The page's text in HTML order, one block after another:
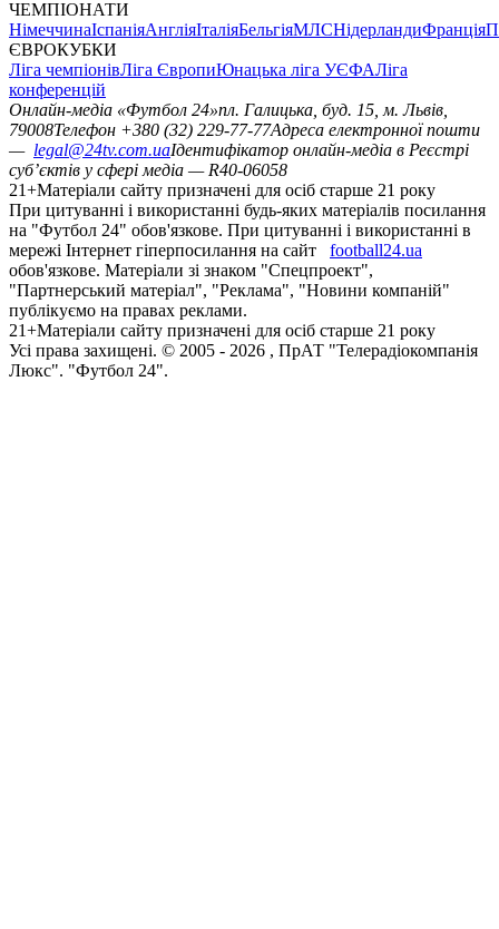
ЧЕМПІОНАТИ
НімеччинаІспаніяАнгліяІталіяБельгіяМЛСНідерландиФранція
ЄВРОКУБКИ
Ліга чемпіонівЛіга ЄвропиЮнацька ліга УЄФАЛіга
конференцій
Онлайн-медіа «Футбол 24»пл. Галицька, буд. 15, м. Львів,
79008Телефон +380 (32) 229-77-77Адреса електронної пошти
— legal@24tv.com.uaІдентифікатор онлайн-медіа в Реєстрі
суб’єктів у сфері медіа — R40-06058
21+Матеріали сайту призначені для осіб старше 21 року
При цитуванні і використанні будь-яких матеріалів посилання
на "Футбол 24" обов'язкове. При цитуванні і використанні в
мережі Інтернет гіперпосилання на сайт
football24.ua
обов'язкове. Матеріали зі знаком "Спецпроект",
"Партнерський матеріал", "Реклама", "Новини компаній"
публікуємо на правах реклами.
21+Матеріали сайту призначені для осіб старше 21 року
Усi права захищенi. © 2005 - 2026 , ПрАТ "Телерадіокомпанія
Люкс". "Футбол 24".